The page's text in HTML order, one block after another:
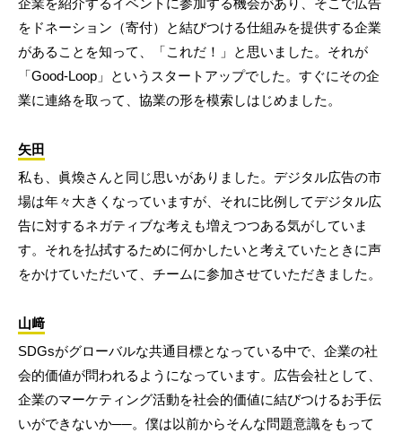
企業を紹介するイベントに参加する機会があり、そこで広告
をドネーション（寄付）と結びつける仕組みを提供する企業
があることを知って、「これだ！」と思いました。それが
「Good-Loop」というスタートアップでした。すぐにその企
業に連絡を取って、協業の形を模索しはじめました。
矢田
私も、眞煥さんと同じ思いがありました。デジタル広告の市
場は年々大きくなっていますが、それに比例してデジタル広
告に対するネガティブな考えも増えつつある気がしていま
す。それを払拭するために何かしたいと考えていたときに声
をかけていただいて、チームに参加させていただきました。
山﨑
SDGsがグローバルな共通目標となっている中で、企業の社
会的価値が問われるようになっています。広告会社として、
企業のマーケティング活動を社会的価値に結びつけるお手伝
いができないか──。僕は以前からそんな問題意識をもって